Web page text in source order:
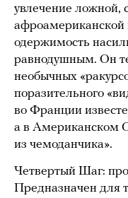
увлечение ложной,
афроамериканской
одержимость
равнодушным. Он
необычных
поразительного
во Франции
а в Американском
из чемоданчика».
Четвертый Шаг:
Предназначен для